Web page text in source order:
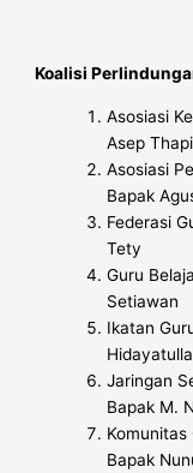
Koalisi
Asosiasi
Asep
Asosiasi
Bapak
Federasi
Tety
Guru
Setiawan
Ikatan
Jaringan
Bapak M.
Bapak